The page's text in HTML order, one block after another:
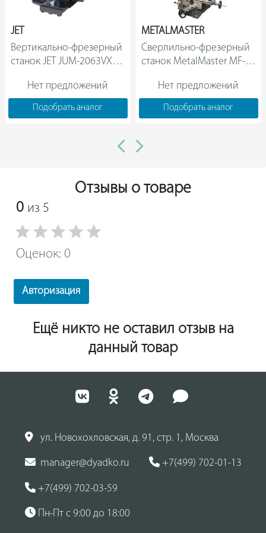
смещения режущего узла на 120 мм и 110 мм
JET
Вертикально-фрезерный
станок JET JUM-2063VXL
50000852T
Нет предложений
Подобрать аналог
METALMASTER
Сверлильно-фрезерный
станок MetalMaster MF-
Нет предложений
Подобрать аналог
Отзывы о товаре
0 из 5
Оценок: 0
Авторизация
Ещё никто не оставил отзыв на
данный товар
ул. Новохохловская, д. 91, стр. 1, Москва
manager@dyadko.ru +7(499) 702-01-13
+7(499) 702-03-59
Пн-Пт с 9:00 до 18:00